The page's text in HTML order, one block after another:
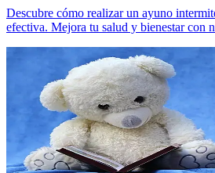
Descubre cómo realizar un ayuno
efectiva. Mejora tu salud y bienestar con